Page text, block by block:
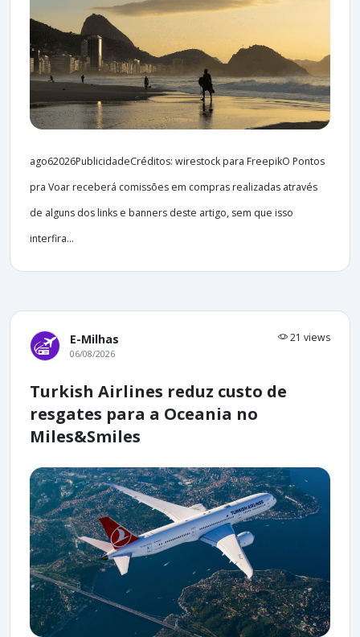
ago62026PublicidadeCréditos: wirestock para FreepikO Pontos
pra Voar receberá comissões em compras realizadas através
de alguns dos links e banners deste artigo, sem que isso
interfira...
E-Milhas 21 views
06/08/2026
Turkish Airlines reduz custo de
resgates para a Oceania no
Miles&Smiles